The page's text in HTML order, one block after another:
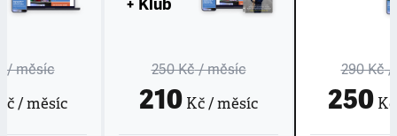
/ měsíc
/ měsíc
+ Klub
250 Kč/ měsíc
210 Kč / měsíc
290 Kč/
250Kč